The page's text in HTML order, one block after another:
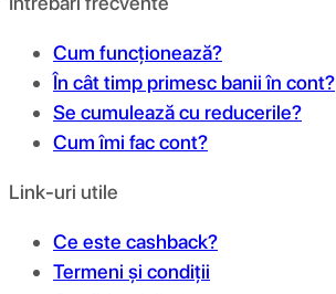
Cum funcționează?
În cât timp primesc banii în cont?
Se cumulează cu reducerile?
Cum îmi fac cont?
Link-uri utile
Ce este cashback?
Termeni și condiții